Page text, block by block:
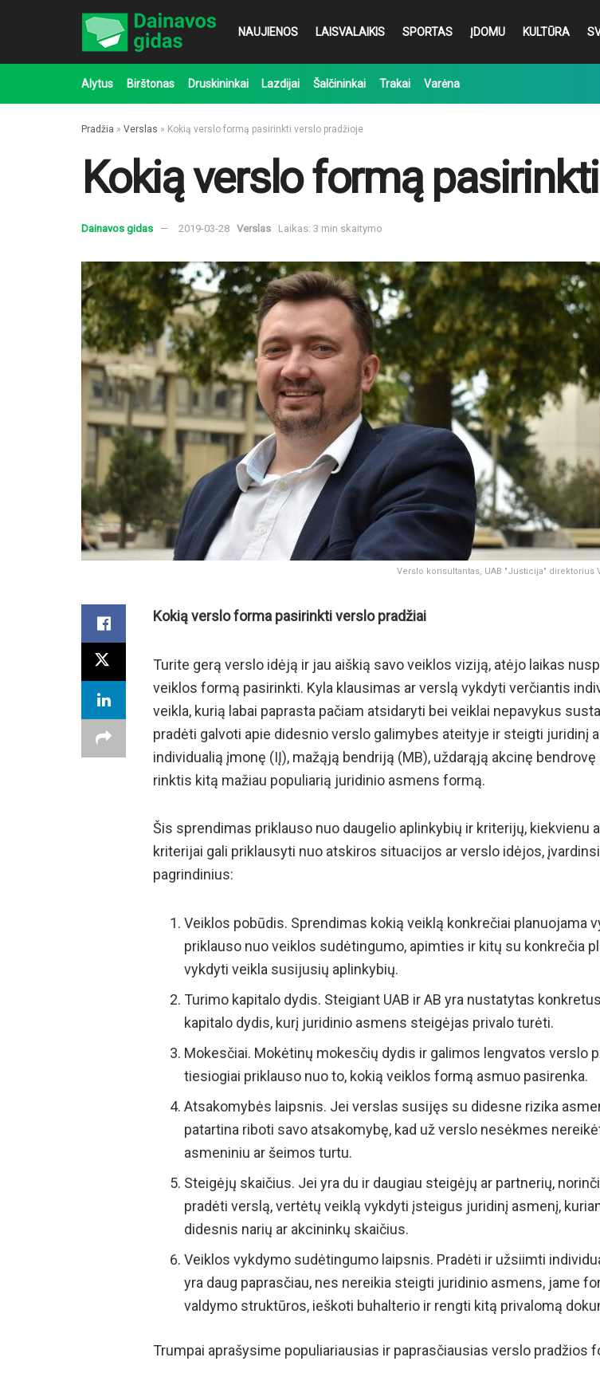
NAUJIENOS LAISVALAIKIS SPORTAS ĮDOMU KULTŪRA
Alytus Birštonas Druskininkai Lazdijai Šalčininkai Trakai Varėna
Pradžia » Verslas » Kokią verslo formą pasirinkti verslo pradžioje
Kokią verslo formą
Dainavos gidas 2019-03-28 Verslas Laikas: 3 min skaitymo
Verslo konsultantas, UAB "Justicija" direktorius
Kokią verslo forma pasirinkti verslo pradžiai
Turite gerą verslo idėją ir jau aiškią savo veiklos viziją, atėjo laikas
veiklos formą pasirinkti. Kyla klausimas ar verslą vykdyti verčiantis
veikla, kurią labai paprasta pačiam atsidaryti bei veiklai nepavykus
pradėti galvoti apie didesnio verslo galimybes ateityje ir steigti juridinį
individualią įmonę (IĮ), mažąją bendriją (MB), uždarąją akcinę bendrovę
rinktis kitą mažiau populiarią juridinio asmens formą.
Šis sprendimas priklauso nuo daugelio aplinkybių ir kriterijų, kiekvienu
kriterijai gali priklausyti nuo atskiros situacijos ar verslo idėjos,
pagrindinius:
Veiklos pobūdis. Sprendimas kokią veiklą konkrečiai planuojama
priklauso nuo veiklos sudėtingumo, apimties ir kitų su konkrečia
vykdyti veikla susijusių aplinkybių.
Turimo kapitalo dydis. Steigiant UAB ir AB yra nustatytas
kapitalo dydis, kurį juridinio asmens steigėjas privalo turėti.
Mokesčiai. Mokėtinų mokesčių dydis ir galimos lengvatos verslo
tiesiogiai priklauso nuo to, kokią veiklos formą asmuo pasirenka.
Atsakomybės laipsnis. Jei verslas susijęs su didesne rizika
patartina riboti savo atsakomybę, kad už verslo nesėkmes
asmeniniu ar šeimos turtu.
Steigėjų skaičius. Jei yra du ir daugiau steigėjų ar partnerių,
pradėti verslą, vertėtų veiklą vykdyti įsteigus juridinį asmenį,
didesnis narių ar akcininkų skaičius.
Veiklos vykdymo sudėtingumo laipsnis. Pradėti ir užsiimti
yra daug paprasčiau, nes nereikia steigti juridinio asmens, jame
valdymo struktūros, ieškoti buhalterio ir rengti kitą privalomą
Trumpai aprašysime populiariausias ir paprasčiausias verslo pradžios